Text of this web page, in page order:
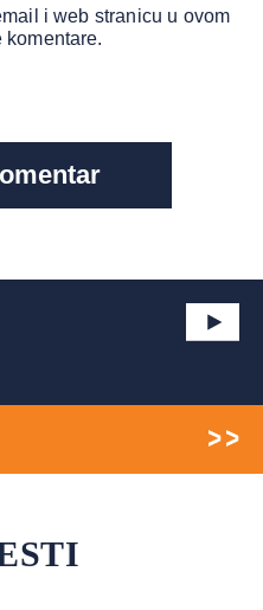
i web stranicu u ovom
komentare.